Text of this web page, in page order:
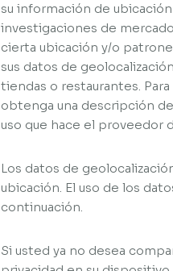
su información de
investigaciones de
cierta ubicación y/o
sus datos de
tiendas o restaurantes.
obtenga una descripción
uso que hace el proveedor
Los datos de
ubicación. El uso de los
continuación.
Si usted ya no desea